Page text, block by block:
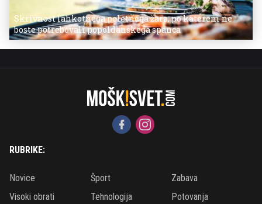
Skrivnost lahkotnega poletnega žara, po katerem ne
boste potrebovali popoldanskega spanca
RUBRIKE:
Novice Šport
Zabava
Visoki obrati
Tehnologija
Potovanja